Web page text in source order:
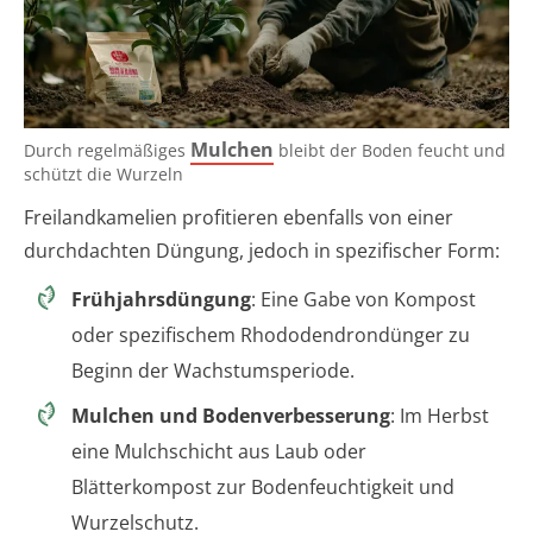
Durch regelmäßiges Mulchen bleibt der Boden feucht und
schützt die Wurzeln
Freilandkamelien profitieren ebenfalls von einer
durchdachten Düngung, jedoch in spezifischer Form:
Frühjahrsdüngung: Eine Gabe von Kompost
oder spezifischem Rhododendrondünger zu
Beginn der Wachstumsperiode.
Mulchen und Bodenverbesserung: Im Herbst
eine Mulchschicht aus Laub oder
Blätterkompost zur Bodenfeuchtigkeit und
Wurzelschutz.